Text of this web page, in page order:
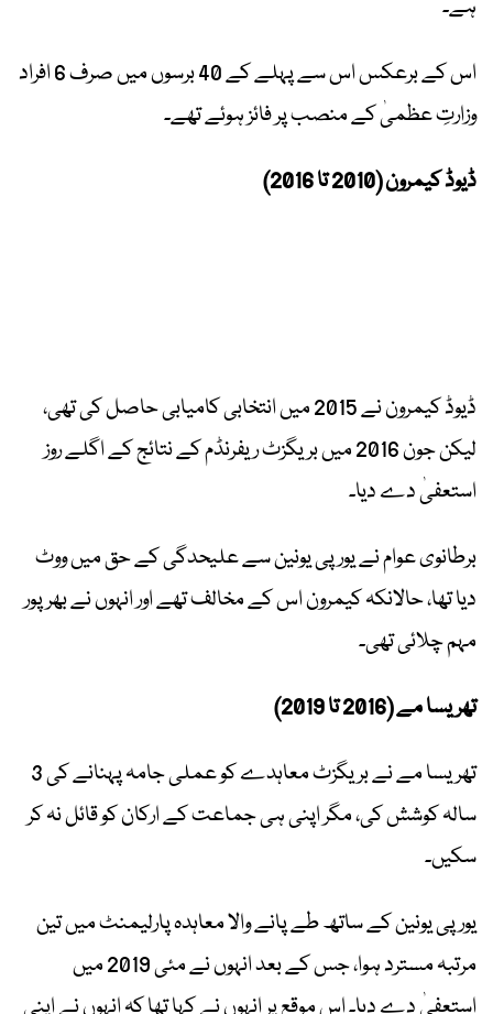
ہے۔
اس کے برعکس اس سے پہلے کے 40 برسوں میں صرف 6 افراد
وزارتِ عظمیٰ کے منصب پر فائز ہوئے تھے۔
ڈیوڈ کیمرون (2010 تا 2016)
ڈیوڈ کیمرون نے 2015 میں انتخابی کامیابی حاصل کی تھی،
لیکن جون 2016 میں بریگزٹ ریفرنڈم کے نتائج کے اگلے روز
استعفیٰ دے دیا۔
برطانوی عوام نے یورپی یونین سے علیحدگی کے حق میں ووٹ
دیا تھا، حالانکہ کیمرون اس کے مخالف تھے اور انہوں نے بھرپور
مہم چلائی تھی۔
تھریسا مے (2016 تا 2019)
تھریسا مے نے بریگزٹ معاہدے کو عملی جامہ پہنانے کی 3
سالہ کوشش کی، مگر اپنی ہی جماعت کے ارکان کو قائل نہ کر
سکیں۔
یورپی یونین کے ساتھ طے پانے والا معاہدہ پارلیمنٹ میں تین
مرتبہ مسترد ہوا، جس کے بعد انہوں نے مئی 2019 میں